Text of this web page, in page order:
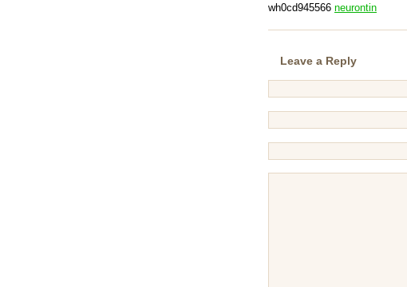
wh0cd945566 neurontin
Leave a Reply